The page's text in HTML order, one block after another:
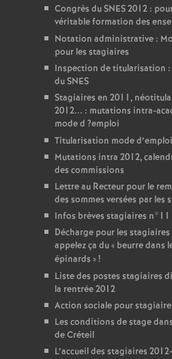
Congrès duSNES2012 :
véritable formation des
Notation administrative :
pour les stagiaires
Inspection de titularisation :
duSNES
Stagiaires en 2011,
2012... : mutations intra-
mode d ?emploi
Titularisation mode d’emploi
Mutations intra 2012,
des commissions
Lettre au Recteur pour le
des sommes versées par les
Infos brèves stagiaires n°11
Décharge pour les stagiaires
appelez ça du « beurre dans
épinards »!
Liste des postes stagiaires
la rentrée 2012
Action sociale pour
Les conditions de stage
de Créteil
L’accueil des stagiaires